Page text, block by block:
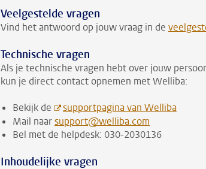
Veelgestelde vragen
Vind het antwoord op jouw vraag in de
Technische vragen
Als je technische vragen hebt over jouw
kun je direct contact opnemen met Welliba:
Bekijk de
supportpagina van Welliba
Mail naarsupport@welliba.com
Bel met de helpdesk: 030-2030136
Inhoudelijke vragen